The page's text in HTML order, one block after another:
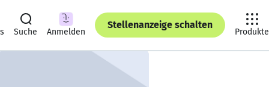
Suche Anmelden
Stellenanzeige schalten
Produkte